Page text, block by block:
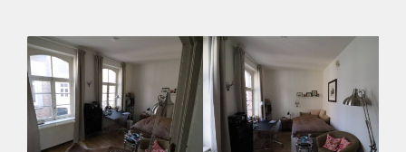
net zoals de keuken en badkamer gedeeld worden met drie
medebewoners.
Meubels zijn eventueel ter overname.